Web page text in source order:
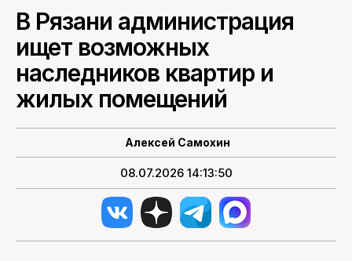
В Рязани администрация
ищет возможных
наследников квартир и
жилых помещений
Алексей Самохин
08.07.2026 14:13:50